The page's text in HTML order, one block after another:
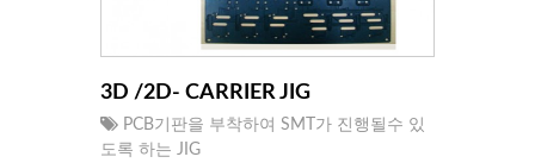
3D /2D- CARRIER JIG
PCB기판을 부착하여 SMT가 진행될수 있
도록 하는 JIG